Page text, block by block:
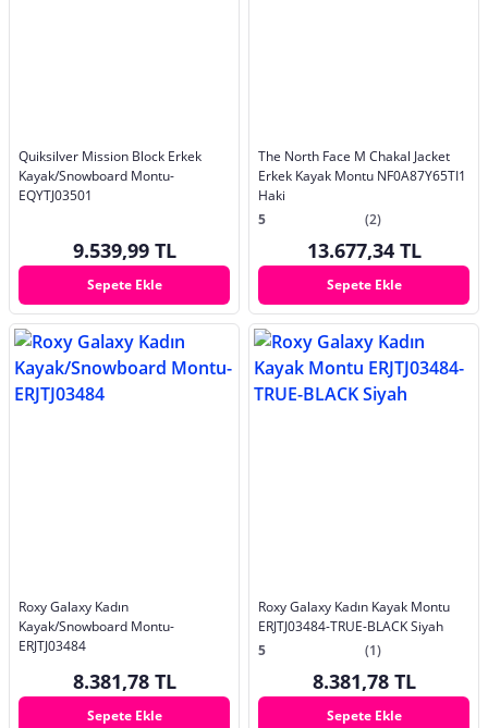
Quiksilver Mission Block Erkek
Kayak/Snowboard Montu-
EQYTJ03501
9.539,99 TL
Sepete Ekle
The North Face M Chakal Jacket
Erkek Kayak Montu NF0A87Y65TI1
Haki
5
(2)
13.677,34 TL
Sepete Ekle
Roxy Galaxy Kadın
Kayak/Snowboard Montu-
ERJTJ03484
8.381,78 TL
Sepete Ekle
Roxy Galaxy Kadın Kayak Montu
ERJTJ03484-TRUE-BLACK Siyah
5
(1)
8.381,78 TL
Sepete Ekle